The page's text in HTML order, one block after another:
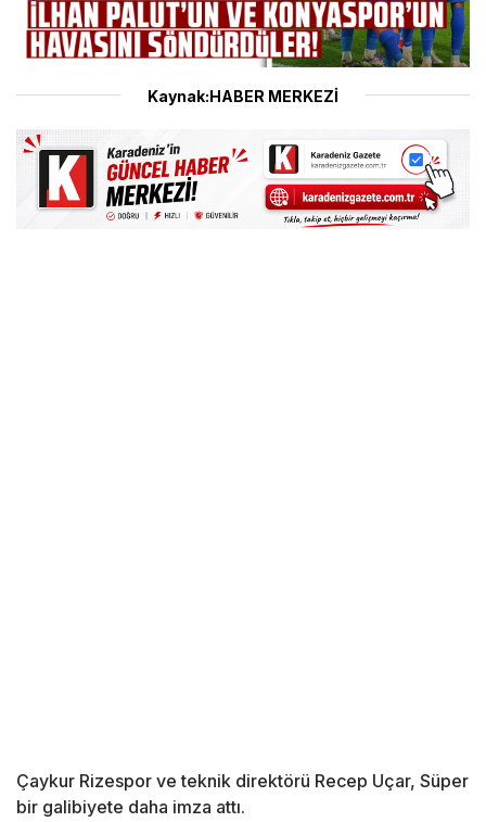
Kaynak:HABER MERKEZİ
Çaykur Rizespor ve teknik direktörü Recep Uçar, Süper
bir galibiyete daha imza attı.